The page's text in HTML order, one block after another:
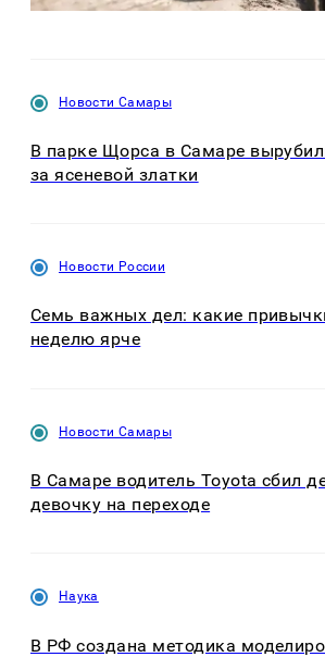
Новости Самары
В парке Щорса в Самаре
за ясеневой златки
Новости России
Семь важных дел: какие
неделю ярче
Новости Самары
В Самаре водитель Toyota сбил
девочку на переходе
Наука
В РФ создана методика